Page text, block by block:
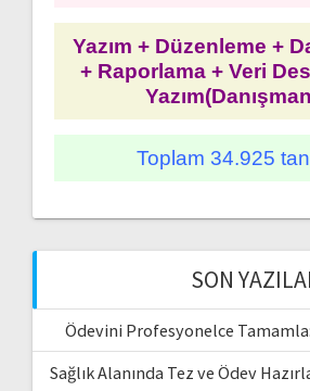
Yazım + Düzenleme +
+ Raporlama + Veri
Toplam 34.925
SON
Ödevini Profesyonelce
Sağlık Alanında Tez ve Ödev